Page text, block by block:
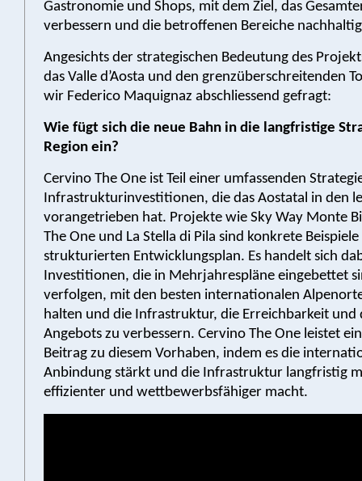
Gastronomie und Shops, mit dem Ziel, das
verbessern und die betroffenen Bereiche
Angesichts der strategischen Bedeutung des
das Valle d’Aosta und den grenzüberschreitenden
wir Federico Maquignaz abschliessend gefragt:
Wie fügt sich die neue Bahn in die langfristige
Region ein?
Cervino The One ist Teil einer umfassenden
Infrastrukturinvestitionen, die das Aostatal in den
vorangetrieben hat. Projekte wie Sky Way Monte
The One und La Stella di Pila sind konkrete
strukturierten Entwicklungsplan. Es handelt sich
Investitionen, die in Mehrjahrespläne eingebettet
verfolgen, mit den besten internationalen
halten und die Infrastruktur, die Erreichbarkeit und
Angebots zu verbessern. Cervino The One leistet
Beitrag zu diesem Vorhaben, indem es die
Anbindung stärkt und die Infrastruktur langfristig
effizienter und wettbewerbsfähiger macht.